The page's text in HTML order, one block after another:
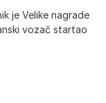
je Velike nagrade
vozač startao